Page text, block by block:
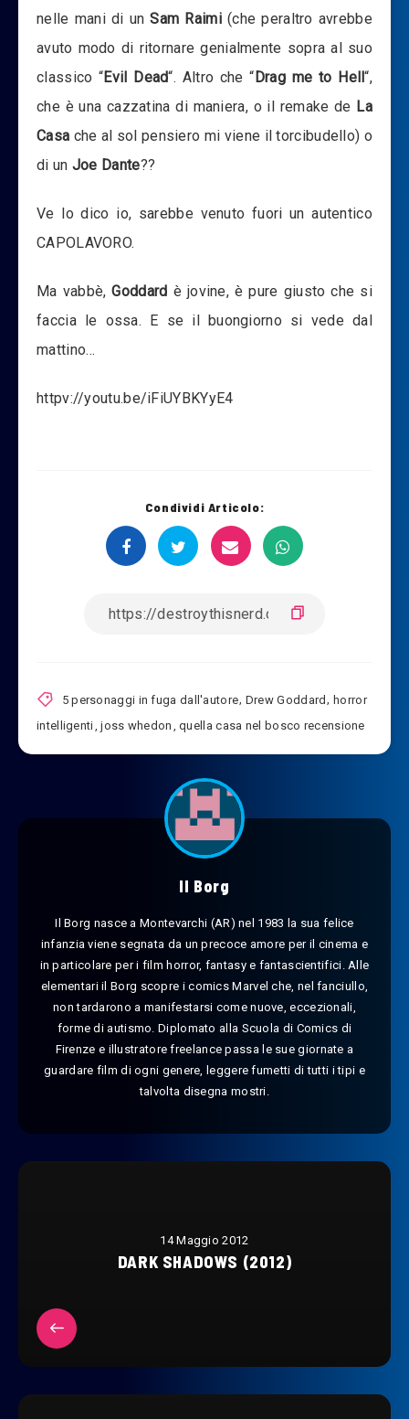
nelle mani di unSam Raimi(che peraltro avrebbe
avuto modo di ritornare genialmente sopra al suo
classico “Evil Dead“. Altro che “ Drag me to Hell“,
che è una cazzatina di maniera, o il remake de La
Casa che al sol pensiero mi viene il torcibudello) o
di un Joe Dante??
Ve lo dico io, sarebbe venuto fuori un autentico
CAPOLAVORO.
Ma vabbè,Goddard è jovine, è pure giusto che si
faccia le ossa. E se il buongiorno si vede dal
mattino…
httpv://youtu.be/iFiUYBKYyE4
Condividi Articolo:
5 personaggi in fuga dall'autore, Drew Goddard , horror
intelligenti,joss whedon ,quella casa nel bosco recensione
Il Borg
Il Borg nasce a Montevarchi (AR) nel 1983 la sua felice
infanzia viene segnata da un precoce amore per il cinema e
in particolare per i film horror, fantasy e fantascientifici. Alle
elementari il Borg scopre i comics Marvel che, nel fanciullo,
non tardarono a manifestarsi come nuove, eccezionali,
forme di autismo. Diplomato alla Scuola di Comics di
Firenze e illustratore freelance passa le sue giornate a
guardare film di ogni genere, leggere fumetti di tutti i tipi e
talvolta disegna mostri.
14 Maggio 2012
DARK SHADOWS (2012)